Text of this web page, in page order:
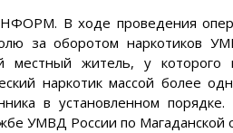
В ходе проведения
за оборотом наркотиков
местный житель, у
наркотик массой более
в установленном
УМВД России по Магаданской